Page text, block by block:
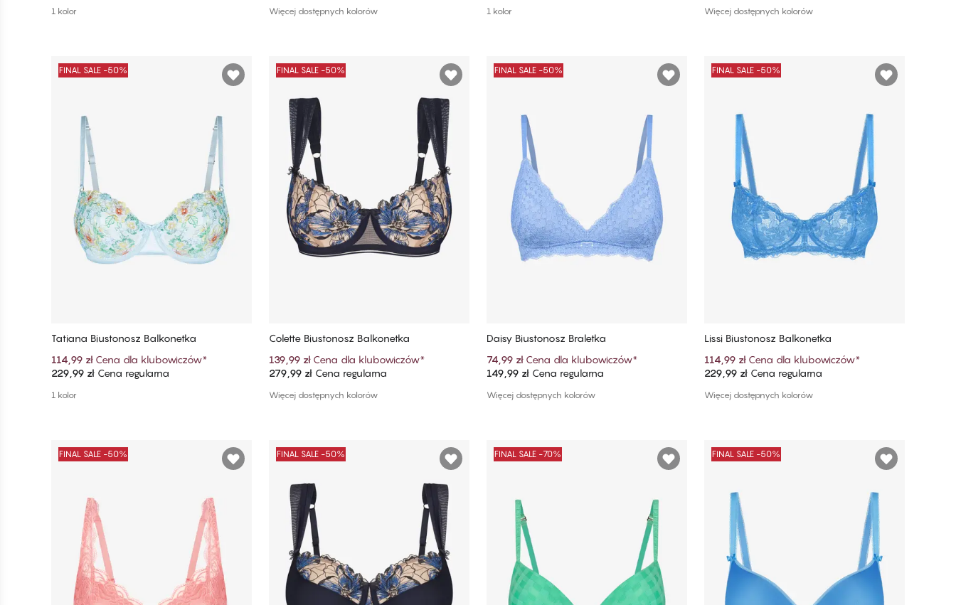
1 kolor Więcej dostępnych kolorów 1 kolor Więcej dostępnych kolorów
Dodaj do koszyka
FINAL SALE -50%
Tatiana Biustonosz Balkonetka
114,99 zł Cena dla klubowiczów*
229,99 zł Cena regularna
1 kolor
Dodaj do koszyka
FINAL SALE -50%
Colette Biustonosz Balkonetka
139,99 zł Cena dla klubowiczów*
279,99 zł Cena regularna
Więcej dostępnych kolorów
Dodaj do koszyka
FINAL SALE -50%
Daisy Biustonosz Braletka
74,99 zł Cena dla klubowiczów*
149,99 zł Cena regularna
Więcej dostępnych kolorów
Dodaj do koszyka
FINAL SALE -50%
Lissi Biustonosz Balkonetka
114,99 zł Cena dla klubowiczów*
229,99 zł Cena regularna
Więcej dostępnych kolorów
FINAL SALE -50% FINAL SALE -50% FINAL SALE -70% FINAL SALE -50%